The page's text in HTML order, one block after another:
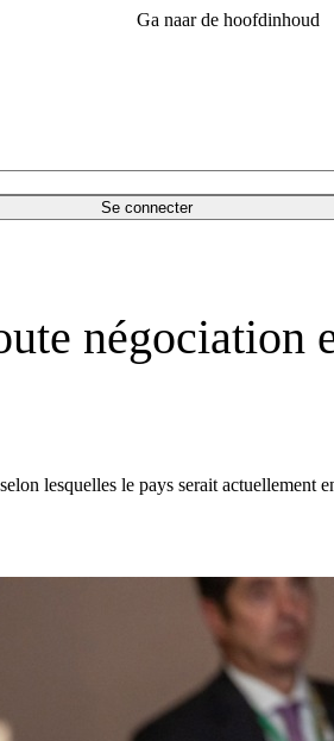
Ga naar de hoofdinhoud
Se connecter
négociation
lesquelles le pays serait actuellement